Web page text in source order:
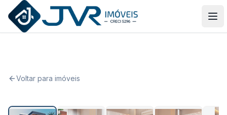
JVR Imóveis
Voltar para imóveis